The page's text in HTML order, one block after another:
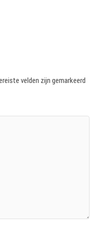
velden zijn gemarkeerd